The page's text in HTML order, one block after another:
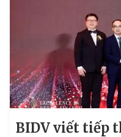
BIDV viết tiếp